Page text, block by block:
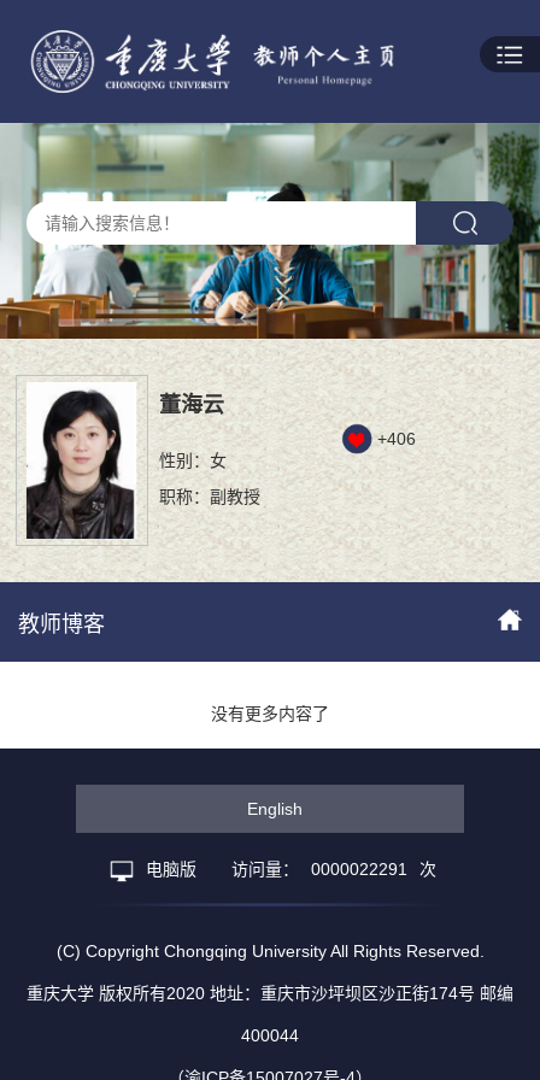
董海云
性别：女
职称：副教授
+406
教师博客
没有更多内容了
English
电脑版 访问量： 0000022291 次
(C) Copyright Chongqing University All Rights Reserved.
重庆大学 版权所有2020 地址：重庆市沙坪坝区沙正街174号 邮编
400044